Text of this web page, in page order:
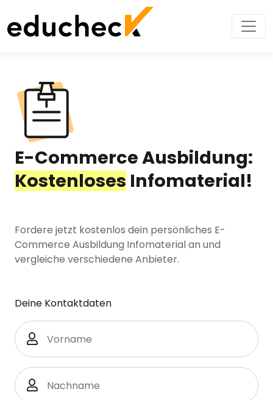
E-Commerce Ausbildung:
Kostenloses Infomaterial!
Fordere jetzt kostenlos dein persönliches E-
Commerce Ausbildung Infomaterial an und
vergleiche verschiedene Anbieter.
Deine Kontaktdaten